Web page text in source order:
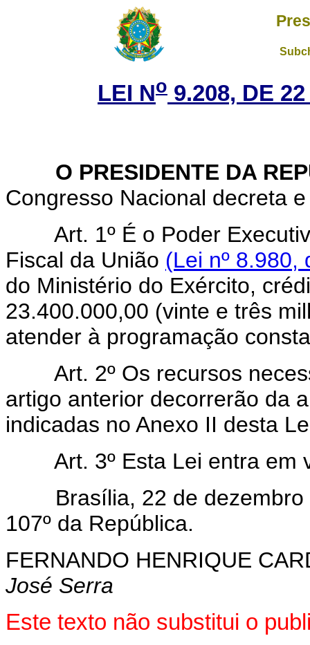
LEI No 9.208, DE
O PRESIDENTE DA
Congresso Nacional decreta
Art. 1º É o Poder
Fiscal da União (Lei nº 8.980,
do Ministério do Exército,
23.400.000,00 (vinte e três
atender à programação
Art. 2º Os recursos
artigo anterior decorrerão da
indicadas no Anexo II desta
Art. 3º Esta Lei entra em
Brasília, 22 de dezembro
107º da República.
FERNANDO HENRIQUE
José Serra
Este texto não substitui o